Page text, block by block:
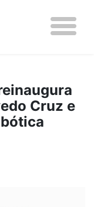
Cruz e